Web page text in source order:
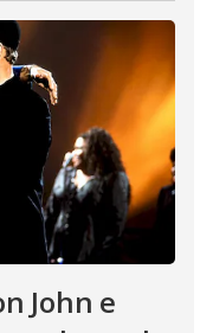
John e